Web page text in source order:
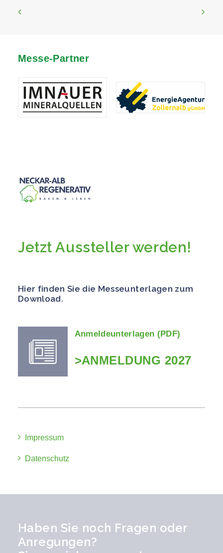
Messe-Partner
Jetzt Aussteller werden!
Hier finden Sie die Messeunterlagen zum
Download.
Anmeldeunterlagen (PDF)
>ANMELDUNG 2027
Impressum
Datenschutz
Haben Sie noch Fragen oder
Anregungen?